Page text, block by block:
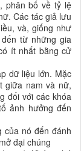
phân bố về tỷ lệ
Các tác giả lưu
và, giống như
từ những gia
ít nhất bằng cử
dữ liệu lớn. Mặc
giữa nam và nữ,
đối với các khóa
ảnh hưởng đến
của nó đến đánh
đại chúng